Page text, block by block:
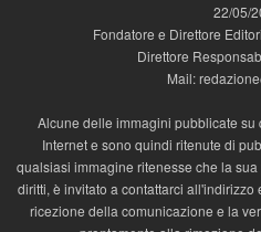
22/05/
Fondatore e Direttore
Direttore
Mail:
Alcune delle immagini pubblicate su
Internet e sono quindi ritenute di
qualsiasi immagine ritenesse che la
diritti, è invitato a contattarci
ricezione della comunicazione e la